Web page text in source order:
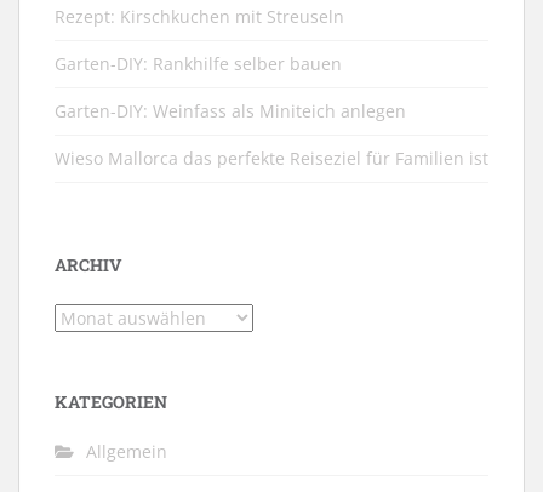
Rezept: Kirschkuchen mit Streuseln
Garten-DIY: Rankhilfe selber bauen
Garten-DIY: Weinfass als Miniteich anlegen
Wieso Mallorca das perfekte Reiseziel für Familien ist
ARCHIV
Archiv
KATEGORIEN
Allgemein